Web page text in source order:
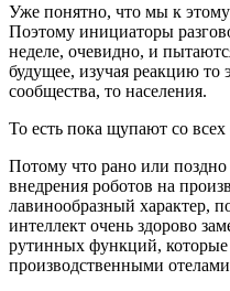
Уже понятно, что мы к
Поэтому инициаторы
неделе, очевидно, и
будущее, изучая реакцию то
сообщества, то населения.
То есть пока щупают со всех
Потому что рано или
внедрения роботов на
лавинообразный характер,
интеллект очень здорово
рутинных функций,
производственными